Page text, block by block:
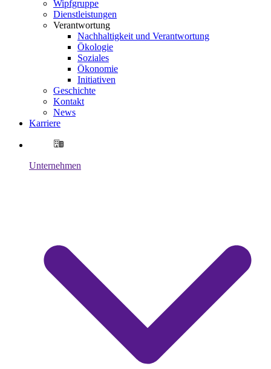
Wipfgruppe
Dienstleistungen
Verantwortung
Nachhaltigkeit und Verantwortung
Ökologie
Soziales
Ökonomie
Initiativen
Geschichte
Kontakt
News
Karriere
Unternehmen